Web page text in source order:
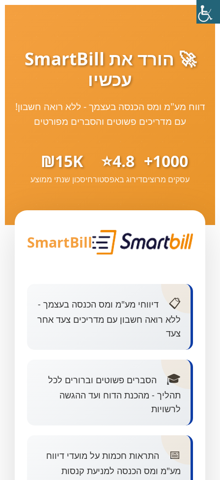
🚀 הורד את SmartBill
עכשיו
דווח מע"מ ומס הכנסה בעצמך - ללא רואה חשבון!
עם מדריכים פשוטים והסברים מפורטים
1000+
עסקים מרוצים
4.8⭐
דירוג באפסטור
₪15K
חיסכון שנתי ממוצע
SmartBill
📋
דיווחי מע"מ ומס הכנסה בעצמך -
ללא רואה חשבון עם מדריכים צעד אחר
צעד
🎓
הסברים פשוטים וברורים לכל
תהליך - מהכנת הדוח ועד ההגשה
לרשויות
📅
התראות חכמות על מועדי דיווח
מע"מ ומס הכנסה למניעת קנסות